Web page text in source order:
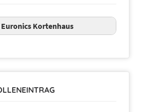
Kortenhaus